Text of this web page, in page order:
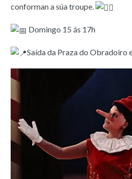
conforman a súa troupe.
Domingo 15 ás 17h
Saída da Praza do Obradoiro